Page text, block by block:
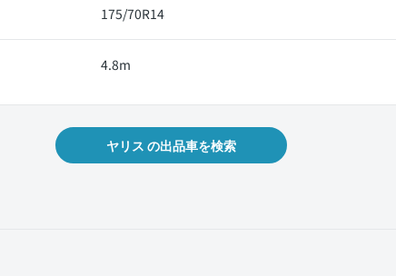
175/70R14
4.8m
ヤリス の出品車を検索